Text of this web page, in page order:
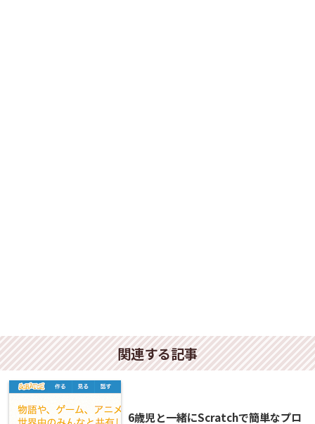
関連する記事
6歳児と一緒にScratchで簡単なプロ